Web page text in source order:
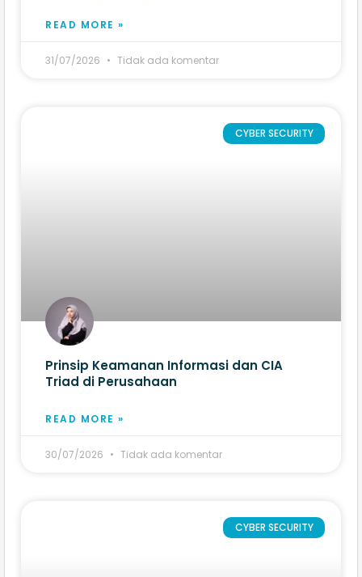
READ MORE »
31/07/2026 Tidak ada komentar
CYBER SECURITY
Prinsip Keamanan Informasi dan CIA
Triad di Perusahaan
READ MORE »
30/07/2026 Tidak ada komentar
CYBER SECURITY